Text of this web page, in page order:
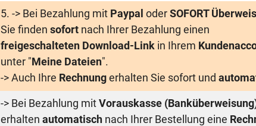
5. -> Bei Bezahlung mit Paypal oder SOFORT
Sie finden sofort nach Ihrer Bezahlung einen
freigeschalteten Download-Link in Ihrem
unter " Meine Dateien".
-> Auch Ihre Rechnungerhalten Sie sofort und
-> Bei Bezahlung mit Vorauskasse
erhalten automatischnach Ihrer Bestellung eine